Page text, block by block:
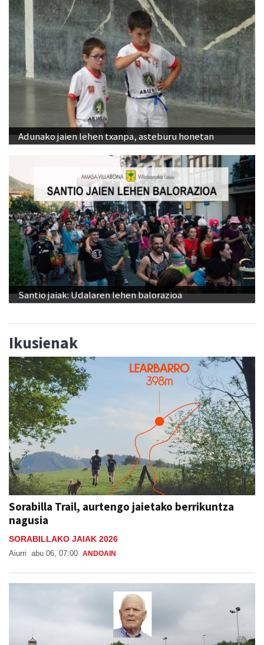
Adunako jaien lehen txanpa, asteburu honetan
Santio jaiak: Udalaren lehen balorazioa
Ikusienak
Sorabilla Trail, aurtengo jaietako berrikuntza
nagusia
SORABILLAKO JAIAK 2026
Aiurri abu 06, 07:00 ANDOAIN